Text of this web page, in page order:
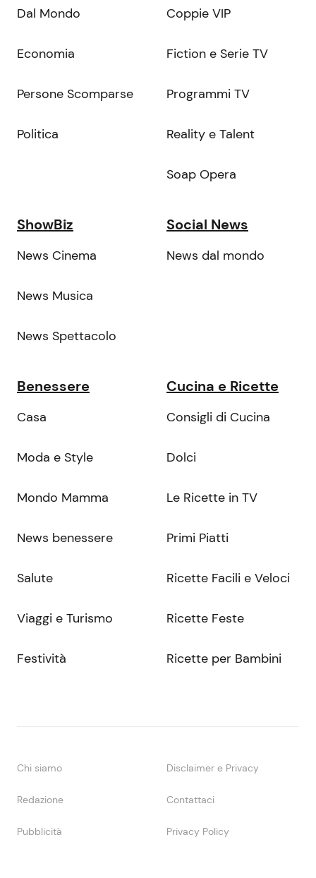
Dal Mondo
Economia
Persone Scomparse
Politica
Coppie VIP
Fiction e Serie TV
Programmi TV
Reality e Talent
Soap Opera
ShowBiz
News Cinema
News Musica
News Spettacolo
Social News
News dal mondo
Benessere
Casa
Moda e Style
Mondo Mamma
News benessere
Salute
Viaggi e Turismo
Festività
Cucina e Ricette
Consigli di Cucina
Dolci
Le Ricette in TV
Primi Piatti
Ricette Facili e Veloci
Ricette Feste
Ricette per Bambini
Chi siamo Disclaimer e Privacy
Redazione Contattaci
Pubblicità Privacy Policy